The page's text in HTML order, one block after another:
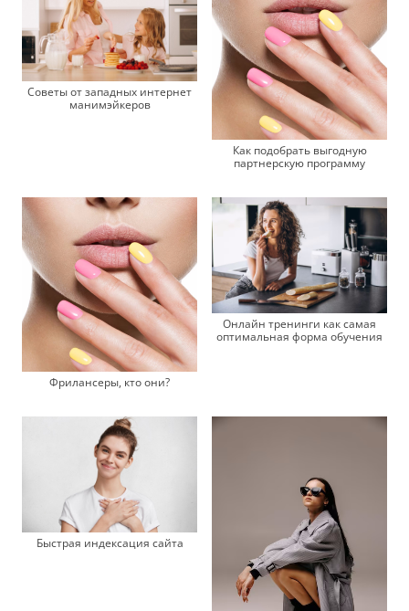
Советы от западных интернет
манимэйкеров
Как подобрать выгодную
партнерскую программу
Фрилансеры, кто они?
Онлайн тренинги как самая
оптимальная форма обучения
Быстрая индексация сайта